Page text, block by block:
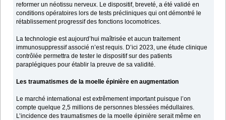
reformer un néotissu nerveux. Le dispositif, breveté, a été validé en
conditions opératoires lors de tests précliniques qui ont démontré le
rétablissement progressif des fonctions locomotrices.
La technologie est aujourd’hui maîtrisée et aucun traitement
immunosuppressif associé n’est requis. D’ici 2023, une étude clinique
contrôlée permettra de tester le dispositif sur des patients
paraplégiques pour établir la preuve de sa validité.
Les traumatismes de la moelle épinière en augmentation
Le marché international est extrêmement important puisque l’on
compte quelque 2,5 millions de personnes blessées médullaires.
L’incidence des traumatismes de la moelle épinière serait même en